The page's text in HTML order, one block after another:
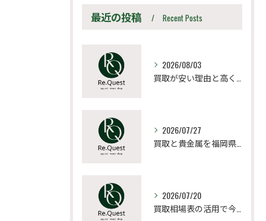
最近の投稿 Recent Posts
2026/08/03
2026/07/27
2026/07/20